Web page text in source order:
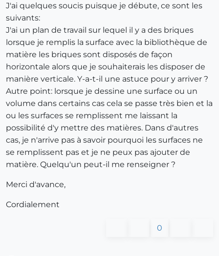
J'ai quelques soucis puisque je débute, ce sont les
suivants:
J'ai un plan de travail sur lequel il y a des briques
lorsque je remplis la surface avec la bibliothèque de
matière les briques sont disposés de façon
horizontale alors que je souhaiterais les disposer de
manière verticale. Y-a-t-il une astuce pour y arriver ?
Autre point: lorsque je dessine une surface ou un
volume dans certains cas cela se passe très bien et la
ou les surfaces se remplissent me laissant la
possibilité d'y mettre des matières. Dans d'autres
cas, je n'arrive pas à savoir pourquoi les surfaces ne
se remplissent pas et je ne peux pas ajouter de
matière. Quelqu'un peut-il me renseigner ?
Merci d'avance,
Cordialement
0